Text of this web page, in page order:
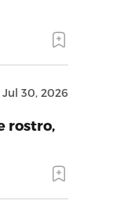
Jul 30, 2026
rostro,